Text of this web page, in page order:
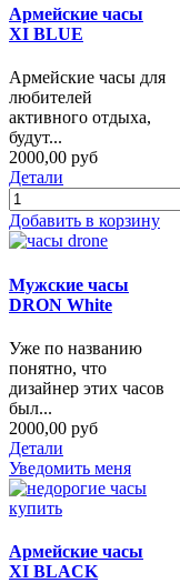
Армейские часы
XI BLUE
Армейские часы для
любителей
активного отдыха,
будут...
2000,00 руб
Детали
Добавить в корзину
Мужские часы
DRON White
Уже по названию
понятно, что
дизайнер этих часов
был...
2000,00 руб
Детали
Уведомить меня
Армейские часы
XI BLACK